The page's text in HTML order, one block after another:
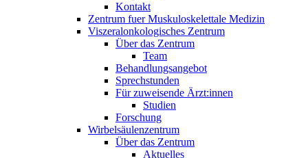
Kontakt
Zentrum fuer Muskuloskelettale Medizin
Viszeral­onkologisches Zentrum
Über das Zentrum
Team
Behandlungsangebot
Sprechstunden
Für zuweisende Ärzt:innen
Studien
Forschung
Wirbelsäulenzentrum
Über das Zentrum
Aktuelles